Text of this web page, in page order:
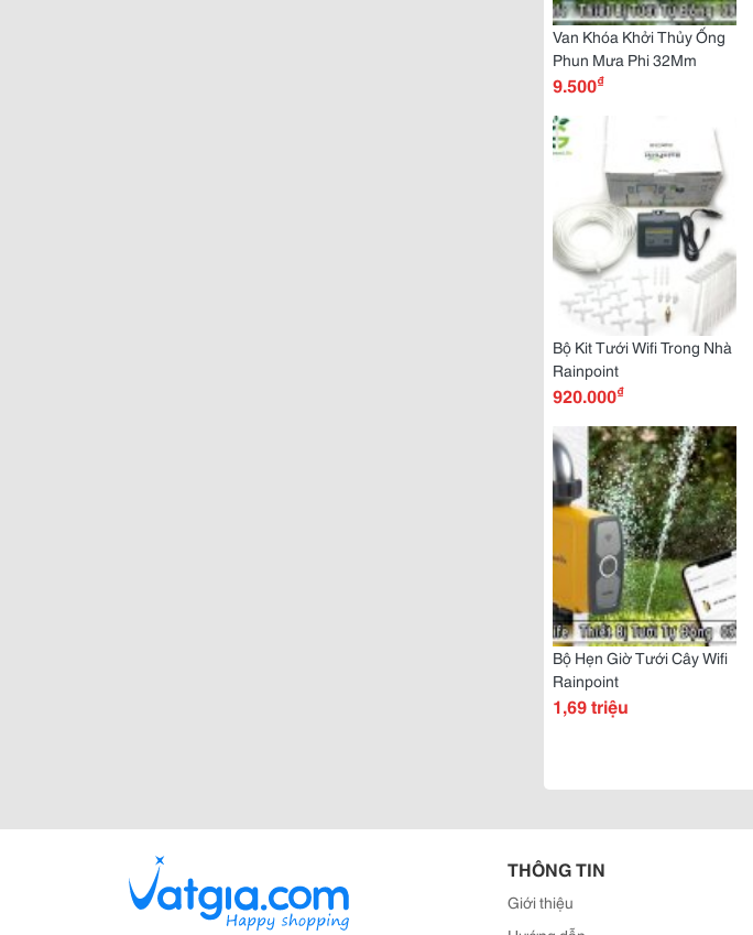
Van Khóa Khởi Thủy Ống
Phun Mưa Phi 32Mm
9.500₫
Bộ Kit Tưới Wifi Trong Nhà
Rainpoint
920.000₫
Bộ Hẹn Giờ Tưới Cây Wifi
Rainpoint
1,69 triệu
THÔNG TIN
Giới thiệu